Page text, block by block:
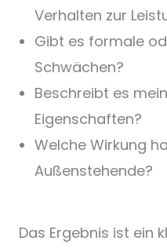
Verhalten zur
Gibt es formale
Schwächen?
Beschreibt es
Eigenschaften?
Welche Wirkung
Außenstehende?
Das Ergebnis ist ein